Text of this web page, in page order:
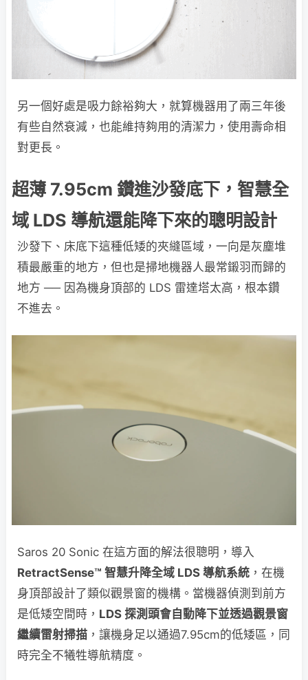
另一個好處是吸力餘裕夠大，就算機器用了兩三年後
有些自然衰減，也能維持夠用的清潔力，使用壽命相
對更長。
超薄 7.95cm 鑽進沙發底下，智慧全
域 LDS 導航還能降下來的聰明設計
沙發下、床底下這種低矮的夾縫區域，一向是灰塵堆
積最嚴重的地方，但也是掃地機器人最常鎩羽而歸的
地方 ── 因為機身頂部的 LDS 雷達塔太高，根本鑽
不進去。
Saros 20 Sonic 在這方面的解法很聰明，導入
RetractSense™ 智慧升降全域 LDS 導航系統 ，在機
身頂部設計了類似觀景窗的機構。當機器偵測到前方
是低矮空間時， LDS 探測頭會自動降下並透過觀景窗
繼續雷射掃描 ，讓機身足以通過7.95cm的低矮區，同
時完全不犧牲導航精度。